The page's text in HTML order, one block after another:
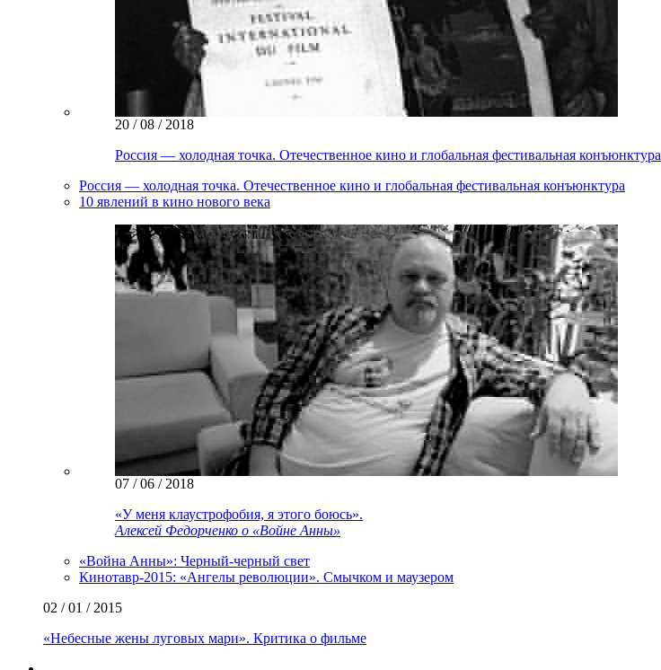
20 / 08 / 2018
Россия — холодная точка. Отечественное кино и глобальная фестивальная конъюнктура
Россия — холодная точка. Отечественное кино и глобальная фестивальная конъюнктура
10 явлений в кино нового века
07 / 06 / 2018
«У меня клаустрофобия, я этого боюсь».
Алексей Федорченко о «Войне Анны»
«Война Анны»: Черный-черный свет
Кинотавр-2015: «Ангелы революции». Смычком и маузером
02 / 01 / 2015
«Небесные жены луговых мари». Критика о фильме